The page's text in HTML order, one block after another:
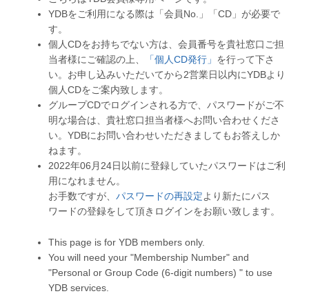
YDBをご利用になる際は「会員No.」「CD」が必要で
す。
個人CDをお持ちでない方は、会員番号を貴社窓口ご担
当者様にご確認の上、
「個人CD発行」 を行って下さ
い。お申し込みいただいてから2営業日以内にYDBより
個人CDをご案内致します。
グループCDでログインされる方で、パスワードがご不
明な場合は、貴社窓口担当者様へお問い合わせくださ
い。YDBにお問い合わせいただきましてもお答えしか
ねます。
2022年06月24日以前に登録していたパスワードはご利
用になれません。
お手数ですが、 パスワードの再設定より新たにパス
ワードの登録をして頂きログインをお願い致します。
This page is for YDB members only.
You will need your "Membership Number" and
"Personal or Group Code (6-digit numbers) " to use
YDB services.